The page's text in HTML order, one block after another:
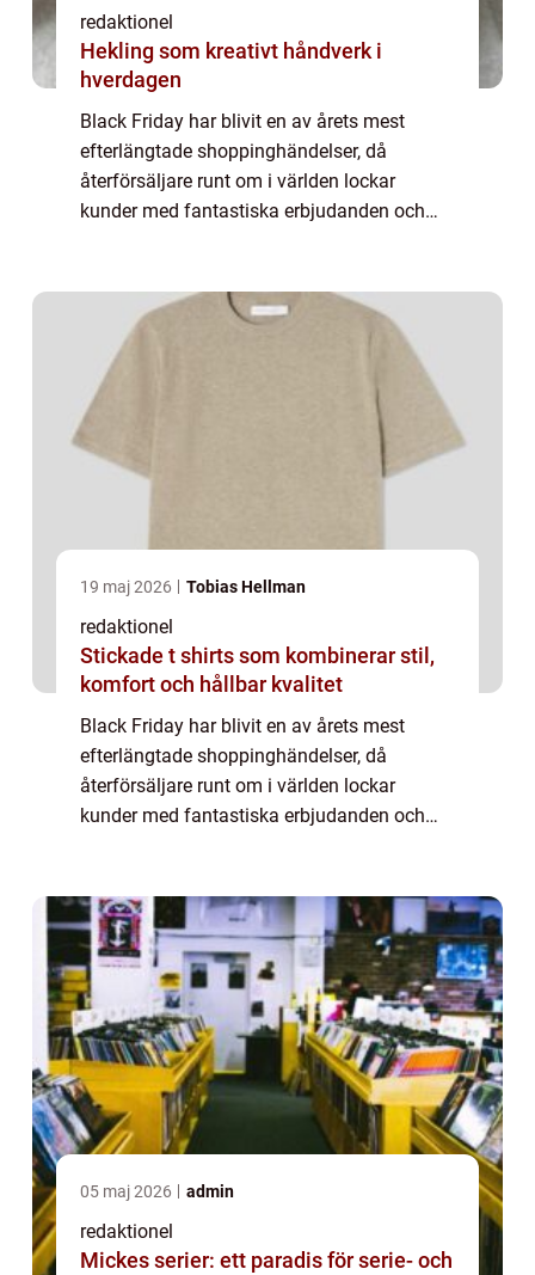
redaktionel
Hekling som kreativt håndverk i
hverdagen
Black Friday har blivit en av årets mest
efterlängtade shoppinghändelser, då
återförsäljare runt om i världen lockar
kunder med fantastiska erbjudanden och
shoppin...
19 maj 2026 Tobias Hellman
redaktionel
Stickade t shirts som kombinerar stil,
komfort och hållbar kvalitet
Black Friday har blivit en av årets mest
efterlängtade shoppinghändelser, då
återförsäljare runt om i världen lockar
kunder med fantastiska erbjudanden och
shoppin...
05 maj 2026 admin
redaktionel
Mickes serier: ett paradis för serie- och